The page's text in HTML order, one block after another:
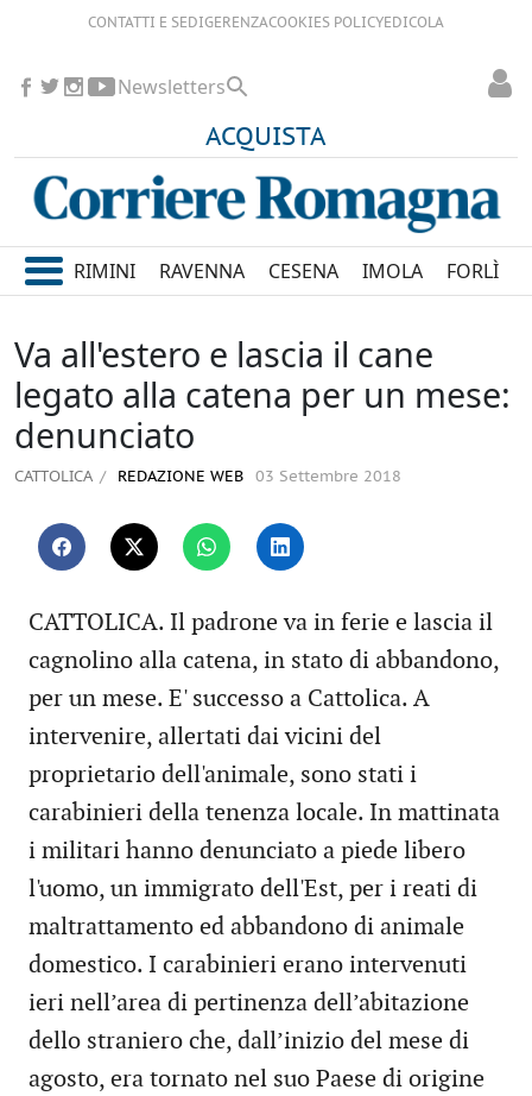
CONTATTI E SEDIGERENZACOOKIES POLICYEDICOLA
ACQUISTA
Newsletters
RIMINI RAVENNA CESENA IMOLA FORLÌ
Va all'estero e lascia il cane
legato alla catena per un mese:
denunciato
CATTOLICA REDAZIONE WEB 03 Settembre 2018
CATTOLICA. Il padrone va in ferie e lascia il
cagnolino alla catena, in stato di abbandono,
per un mese. E' successo a Cattolica. A
intervenire, allertati dai vicini del
proprietario dell'animale, sono stati i
carabinieri della tenenza locale. In mattinata
i militari hanno denunciato a piede libero
l'uomo, un immigrato dell'Est, per i reati di
maltrattamento ed abbandono di animale
domestico. I carabinieri erano intervenuti
ieri nell’area di pertinenza dell’abitazione
dello straniero che, dall’inizio del mese di
agosto, era tornato nel suo Paese di origine